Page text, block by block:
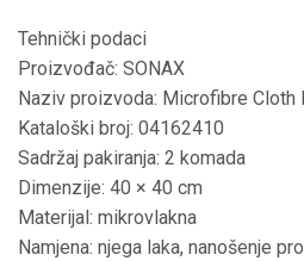
Tehnički podaci
Proizvođač: SONAX
Naziv proizvoda: Microfibre Cloth
Kataloški broj: 04162410
Sadržaj pakiranja: 2 komada
Dimenzije: 40 × 40 cm
Materijal: mikrovlakna
Namjena: njega laka, nanošenje